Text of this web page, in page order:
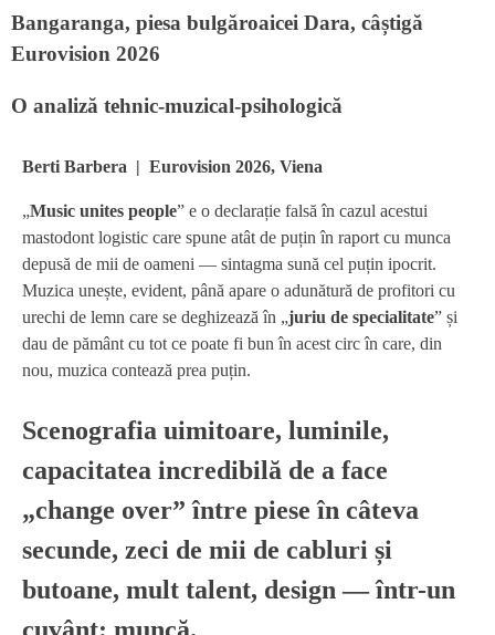
Bangaranga, piesa bulgăroaicei Dara, câștigă
Eurovision 2026
O analiză tehnic-muzical-psihologică
Berti Barbera | Eurovision 2026, Viena
„Music unites people” e o declarație falsă în cazul acestui
mastodont logistic care spune atât de puțin în raport cu munca
depusă de mii de oameni — sintagma sună cel puțin ipocrit.
Muzica unește, evident, până apare o adunătură de profitori cu
urechi de lemn care se deghizează în „juriu de specialitate” și
dau de pământ cu tot ce poate fi bun în acest circ în care, din
nou, muzica contează prea puțin.
Scenografia uimitoare, luminile,
capacitatea incredibilă de a face
„change over” între piese în câteva
secunde, zeci de mii de cabluri și
butoane, mult talent, design — într-un